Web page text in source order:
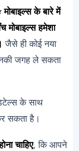
के बारे में
मोबाइल्स हमेशा
जैसे ही कोई नया
जगह ले सकता
के साथ
सकता है।
चाहिए, कि आपने